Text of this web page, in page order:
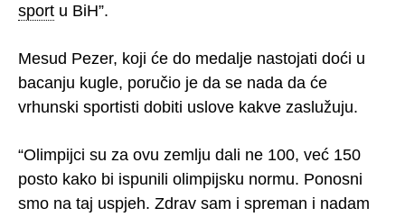
sport u BiH”.
Mesud Pezer, koji će do medalje nastojati doći u
bacanju kugle, poručio je da se nada da će
vrhunski sportisti dobiti uslove kakve zaslužuju.
“Olimpijci su za ovu zemlju dali ne 100, već 150
posto kako bi ispunili olimpijsku normu. Ponosni
smo na taj uspjeh. Zdrav sam i spreman i nadam